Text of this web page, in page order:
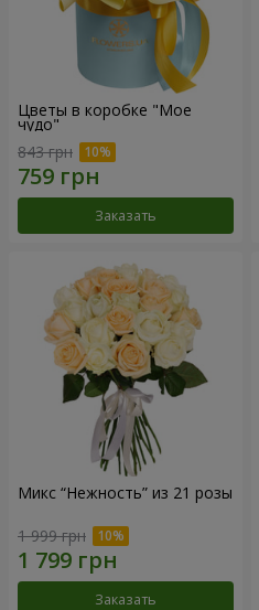
Цветы в коробке "Мое
чудо"
843 грн
Заказать
Микс “Нежность” из 21 розы
1 999 грн
Заказать